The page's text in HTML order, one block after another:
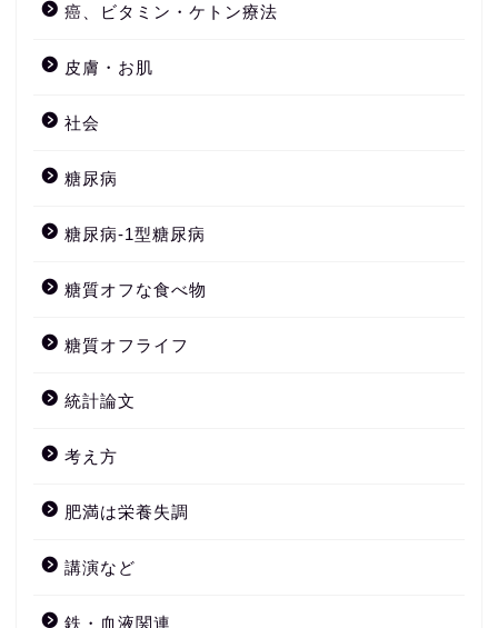
癌、ビタミン・ケトン療法
皮膚・お肌
社会
糖尿病
糖尿病-1型糖尿病
糖質オフな食べ物
糖質オフライフ
統計論文
考え方
肥満は栄養失調
講演など
鉄・血液関連